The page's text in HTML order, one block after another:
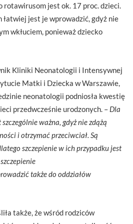
rotawirusom jest ok. 17 proc. dzieci.
łatwiej jest je wprowadzić, gdyż nie
wkłuciem, ponieważ dziecko
Kliniki Neonatologii i Intensywnej
Matki i Dziecka w Warszawie,
neonatologii podniosła kwestię
przedwcześnie urodzonych. – Dla
ważna, gdyż nie zdążą
i otrzymać przeciwciał. Są
szczepienie w ich przypadku jest
także do oddziałów
także, że wśród rodziców